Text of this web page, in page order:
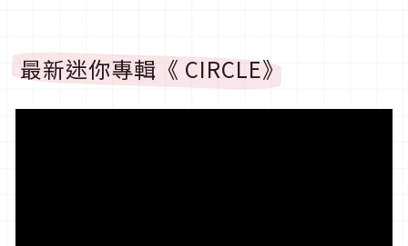
最新迷你專輯《 CIRCLE》